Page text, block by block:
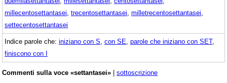
millecentosettantasei trecentosettantasei milletrecentosettantasei
settecentosettantasei
Indice parole che: iniziano con S con SE parole che iniziano con SET,
finiscono con I
Commenti sulla voce «settantasei» | sottoscrizione